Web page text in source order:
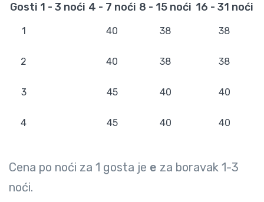
Gosti 1 - 3 noći 4 - 7 noći 8 - 15 noći 16 - 31 noći
1 40 38 38
2 40 38 38
3 45 40 40
4 45 40 40
Cena po noći za 1 gosta je e za boravak 1-3
noći.